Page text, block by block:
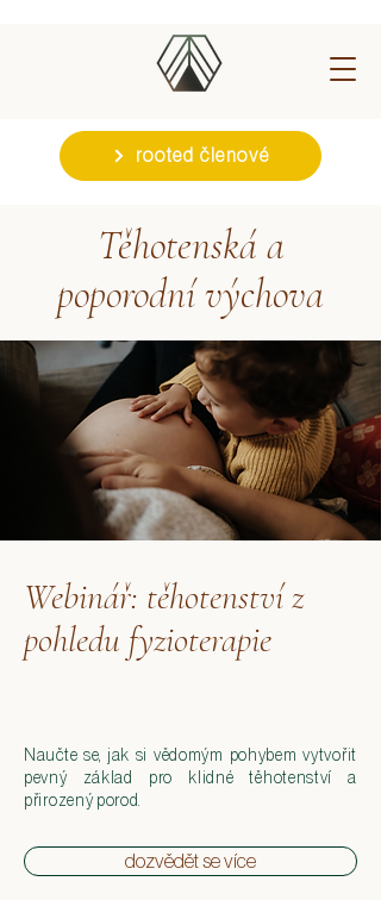
rooted členové
Těhotenská a
poporodní výchova
Webinář: těhotenství z
pohledu fyzioterapie
Naučte se, jak si vědomým pohybem vytvořit
pevný základ pro klidné těhotenství a
přirozený porod.
dozvědět se více